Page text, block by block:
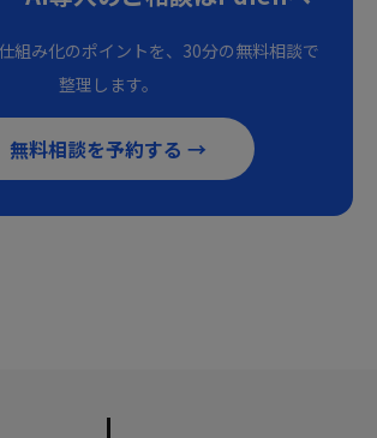
組み化のポイントを、30分の無料相談で
整理します。
無料相談を予約する →